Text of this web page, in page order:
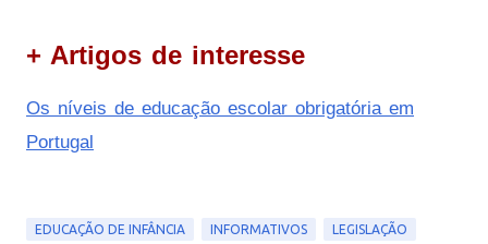
+ Artigos de interesse
Os níveis de educação escolar obrigatória em
Portugal
EDUCAÇÃO DE INFÂNCIA INFORMATIVOS LEGISLAÇÃO